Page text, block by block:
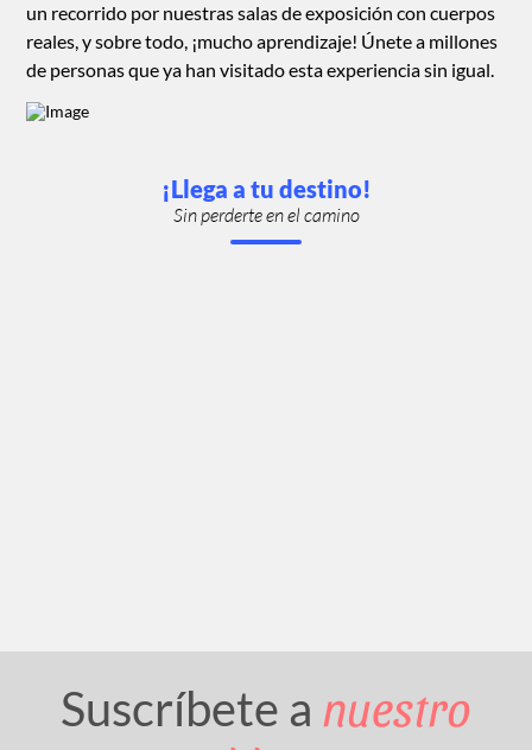
un recorrido por nuestras salas de exposición con cuerpos
reales, y sobre todo, ¡mucho aprendizaje! Únete a millones
de personas que ya han visitado esta experiencia sin igual.
¡Llega a tu destino!
Sin perderte en el camino
Suscríbete a nuestro